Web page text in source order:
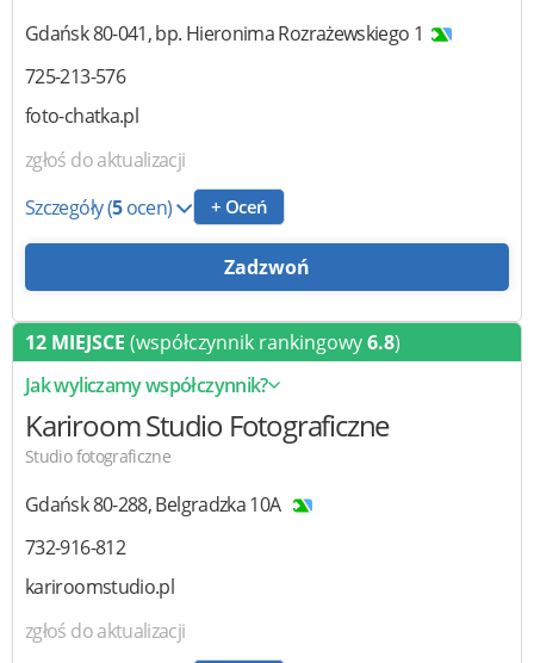
Gdańsk80-041,bp. Hieronima Rozrażewskiego 1
725-213-576
foto-chatka.pl
zgłoś do aktualizacji
Szczegóły(5ocen) + Oceń
Zadzwoń
12 MIEJSCE (współczynnik rankingowy6.8)
Jak wyliczamy współczynnik?
KariroomStudio Fotograficzne
Studio fotograficzne
Gdańsk80-288,Belgradzka 10A
732-916-812
kariroomstudio.pl
zgłoś do aktualizacji